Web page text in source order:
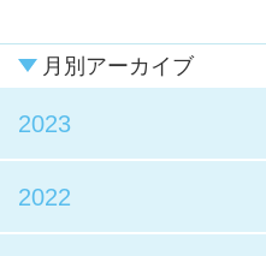
月別アーカイブ
2023
2022